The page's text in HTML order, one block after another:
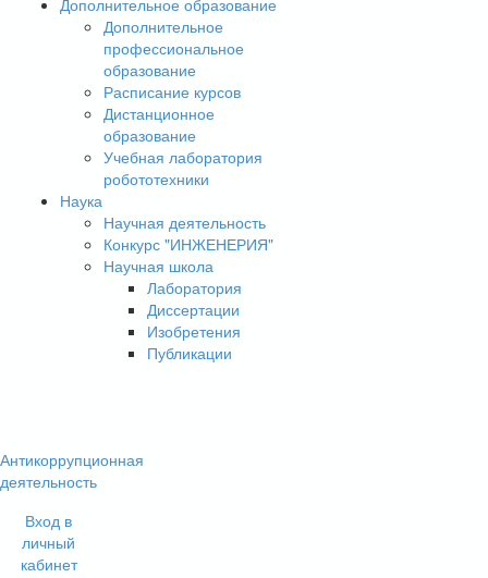
Дополнительное образование
Дополнительное
профессиональное
образование
Расписание курсов
Дистанционное
образование
Учебная лаборатория
робототехники
Наука
Научная деятельность
Конкурс "ИНЖЕНЕРИЯ"
Научная школа
Лаборатория
Диссертации
Изобретения
Публикации
Антикоррупционная
деятельность
Вход в
личный
кабинет